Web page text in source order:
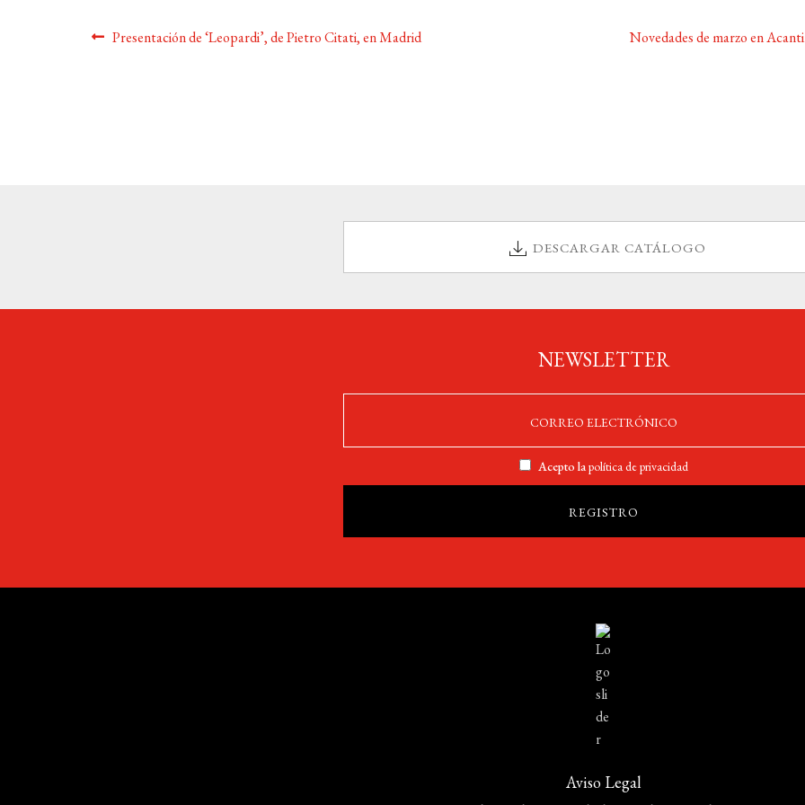
Navegación
Anterior:
Presentación de ‘Leopardi’, de Pietro Citati, en Madrid Siguiente:
Novedades de marzo en
DESCARGAR CATÁLOGO
NEWSLETTER
Acepto lapolítica de privacidad
Aviso Legal